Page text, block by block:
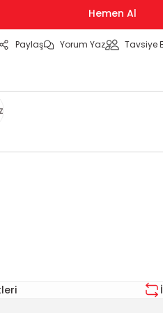
Hemen Al
Paylaş Yorum Yaz Tavsiye